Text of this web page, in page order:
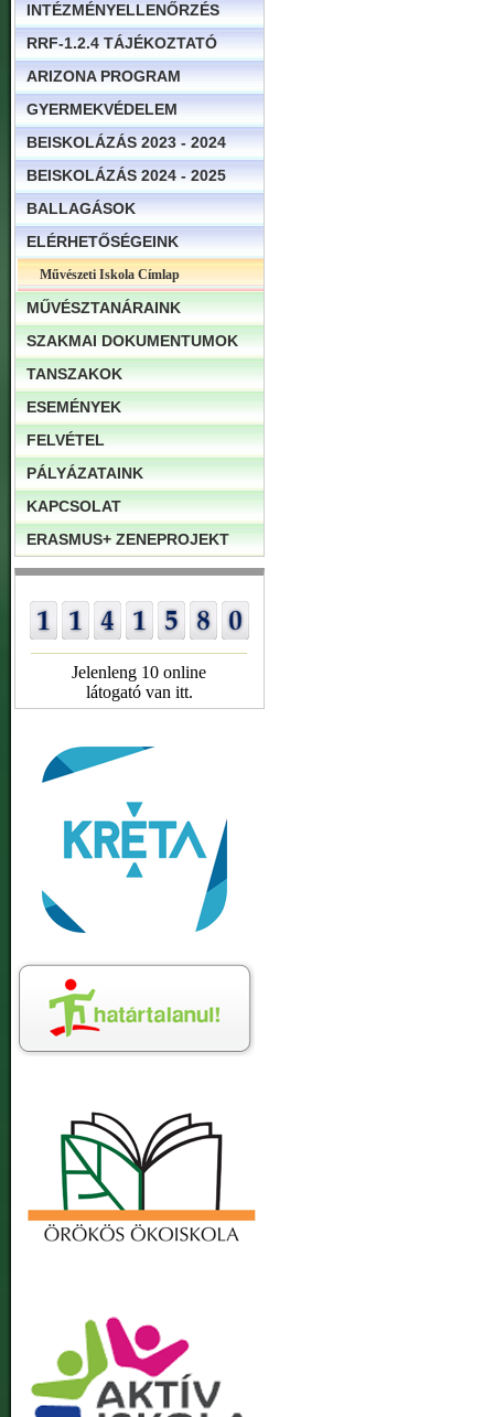
INTÉZMÉNYELLENŐRZÉS
RRF-1.2.4 TÁJÉKOZTATÓ
ARIZONA PROGRAM
GYERMEKVÉDELEM
BEISKOLÁZÁS 2023 - 2024
BEISKOLÁZÁS 2024 - 2025
BALLAGÁSOK
ELÉRHETŐSÉGEINK
Művészeti Iskola Címlap
MŰVÉSZTANÁRAINK
SZAKMAI DOKUMENTUMOK
TANSZAKOK
ESEMÉNYEK
FELVÉTEL
PÁLYÁZATAINK
KAPCSOLAT
ERASMUS+ ZENEPROJEKT
Jelenleng 10 online
látogató van itt.